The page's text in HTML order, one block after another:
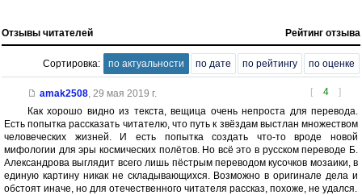
Отзывы читателей Рейтинг отзыва
Сортировка: по актуальности по дате по рейтингу по оценке
[ 4 ]
amak2508, 29 мая 2019 г.
Как хорошо видно из текста, вещица очень непроста для перевода.
Есть попытка рассказать читателю, что путь к звёздам выстлан множеством
человеческих жизней. И есть попытка создать что-то вроде новой
мифологии для эры космических полётов. Но всё это в русском переводе Б.
Александрова выглядит всего лишь пёстрым переводом кусочков мозаики, в
единую картину никак не складывающихся. Возможно в оригинале дела и
обстоят иначе, но для отечественного читателя рассказ, похоже, не удался.